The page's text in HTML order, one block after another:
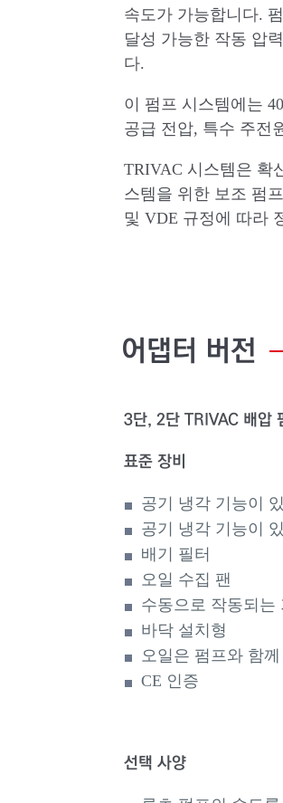
속도가 가능합니다.
달성 가능한 작동 압
다.
이 펌프 시스템에는
공급 전압, 특수 주전
TRIVAC 시스템은 확
스템을 위한 보조 펌
및 VDE 규정에 따라
어댑터 버전
3단, 2단 TRIVAC 배압
표준 장비
공기 냉각 기능이
공기 냉각 기능이
배기 필터
오일 수집 팬
수동으로 작동되는
바닥 설치형
오일은 펌프와 함
CE 인증
선택 사양